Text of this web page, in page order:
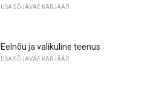
USA SÕJAVÄE KARJÄÄR
Eelnõu ja valikuline teenus
USA SÕJAVÄE KARJÄÄR